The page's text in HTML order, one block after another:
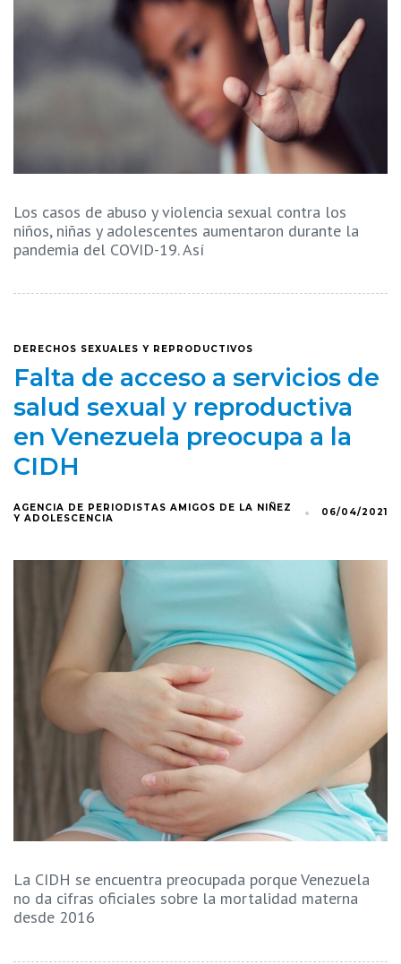
Los casos de abuso y violencia sexual contra los
niños, niñas y adolescentes aumentaron durante la
pandemia del COVID-19. Así
DERECHOS SEXUALES Y REPRODUCTIVOS
Falta de acceso a servicios de
salud sexual y reproductiva
en Venezuela preocupa a la
CIDH
AGENCIA DE PERIODISTAS AMIGOS DE LA NIÑEZ
Y ADOLESCENCIA
06/04/2021
La CIDH se encuentra preocupada porque Venezuela
no da cifras oficiales sobre la mortalidad materna
desde 2016